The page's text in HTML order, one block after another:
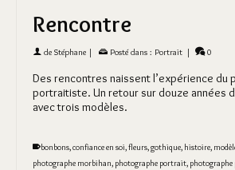
Rencontre
de Stéphane | Posté dans : Portrait | 0
Des rencontres naissent l’expérience du
portraitiste. Un retour sur douze années
avec trois modèles.
bonbons,confiance en soi,fleurs,gothique, histoire,
photographe morbihan, photographe portrait, photographe